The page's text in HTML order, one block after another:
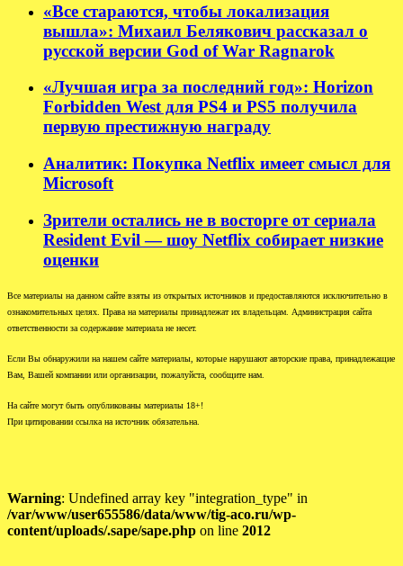
«Все стараются, чтобы локализация
вышла»: Михаил Белякович рассказал о
русской версии God of War Ragnarok
«Лучшая игра за последний год»: Horizon
Forbidden West для PS4 и PS5 получила
первую престижную награду
Аналитик: Покупка Netflix имеет смысл для
Microsoft
Зрители остались не в восторге от сериала
Resident Evil — шоу Netflix собирает низкие
оценки
Все материалы на данном сайте взяты из открытых источников и предоставляются исключительно в
ознакомительных целях. Права на материалы принадлежат их владельцам. Администрация сайта
ответственности за содержание материала не несет.
Если Вы обнаружили на нашем сайте материалы, которые нарушают авторские права, принадлежащие
Вам, Вашей компании или организации, пожалуйста, сообщите нам.
На сайте могут быть опубликованы материалы 18+!
При цитировании ссылка на источник обязательна.
Warning: Undefined array key "integration_type" in
/var/www/user655586/data/www/tig-aco.ru/wp-
content/uploads/.sape/sape.php on line 2012